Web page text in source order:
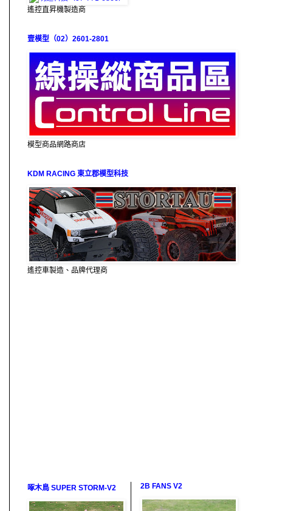
遙控直昇機製造商
壹模型（02）2601-2801
模型商品網路商店
KDM RACING 東立郡模型科技
遙控車製造、品牌代理商
啄木鳥 SUPER STORM-V2 2B FANS V2